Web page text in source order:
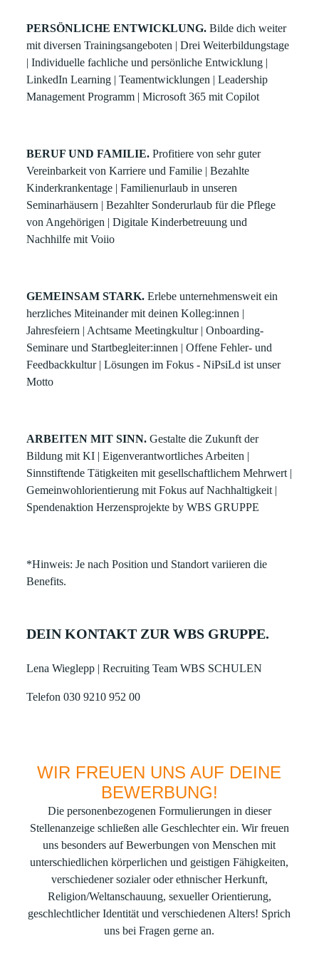
PERSÖNLICHE ENTWICKLUNG. Bilde dich weiter
mit diversen Trainingsangeboten | Drei Weiterbildungstage
| Individuelle fachliche und persönliche Entwicklung |
LinkedIn Learning | Teamentwicklungen | Leadership
Management Programm | Microsoft 365 mit Copilot
BERUF UND FAMILIE. Profitiere von sehr guter
Vereinbarkeit von Karriere und Familie | Bezahlte
Kinderkrankentage | Familienurlaub in unseren
Seminarhäusern | Bezahlter Sonderurlaub für die Pflege
von Angehörigen | Digitale Kinderbetreuung und
Nachhilfe mit Voiio
GEMEINSAM STARK. Erlebe unternehmensweit ein
herzliches Miteinander mit deinen Kolleg:innen |
Jahresfeiern | Achtsame Meetingkultur | Onboarding-
Seminare und Startbegleiter:innen | Offene Fehler- und
Feedbackkultur | Lösungen im Fokus - NiPsiLd ist unser
Motto
ARBEITEN MIT SINN. Gestalte die Zukunft der
Bildung mit KI | Eigenverantwortliches Arbeiten |
Sinnstiftende Tätigkeiten mit gesellschaftlichem Mehrwert |
Gemeinwohlorientierung mit Fokus auf Nachhaltigkeit |
Spendenaktion Herzensprojekte by WBS GRUPPE
*Hinweis: Je nach Position und Standort variieren die
Benefits.
DEIN KONTAKT ZUR WBS GRUPPE.
Lena Wieglepp | Recruiting Team WBS SCHULEN
Telefon 030 9210 952 00
WIR FREUEN UNS AUF DEINE
BEWERBUNG!
Die personenbezogenen Formulierungen in dieser
Stellenanzeige schließen alle Geschlechter ein. Wir freuen
uns besonders auf Bewerbungen von Menschen mit
unterschiedlichen körperlichen und geistigen Fähigkeiten,
verschiedener sozialer oder ethnischer Herkunft,
Religion/Weltanschauung, sexueller Orientierung,
geschlechtlicher Identität und verschiedenen Alters! Sprich
uns bei Fragen gerne an.